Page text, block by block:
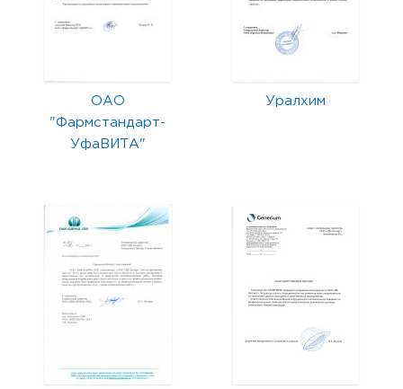
ОАО
"Фармстандарт-
УфаВИТА"
Уралхим